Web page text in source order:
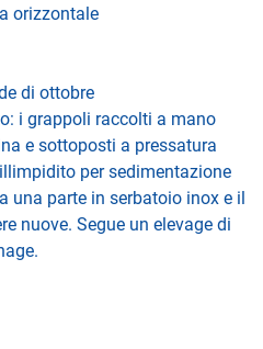
orizzontale
di ottobre
i grappoli raccolti a mano
e sottoposti a pressatura
per sedimentazione
una parte in serbatoio inox e il
nuove. Segue un elevage di